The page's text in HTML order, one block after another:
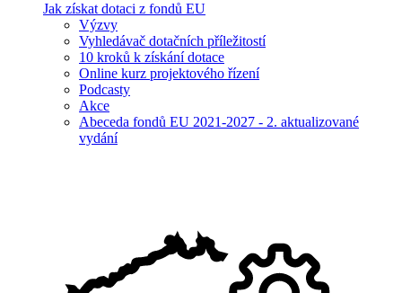
Jak získat dotaci z fondů EU
Výzvy
Vyhledávač dotačních příležitostí
10 kroků k získání dotace
Online kurz projektového řízení
Podcasty
Akce
Abeceda fondů EU 2021-2027 - 2. aktualizované
vydání